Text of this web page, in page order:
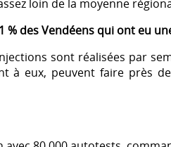
loin de la moyenne
% des Vendéens qui ont eu
sont réalisées par
à eux, peuvent faire près